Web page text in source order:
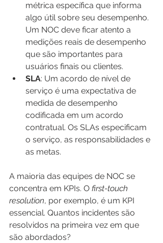
métrica específica que informa
algo útil sobre seu desempenho.
Um NOC deve ficar atento a
medições reais de desempenho
que são importantes para
usuários finais ou clientes.
SLA: Um acordo de nível de
serviço é uma expectativa de
medida de desempenho
codificada em um acordo
contratual. Os SLAs especificam
o serviço, as responsabilidades e
as metas.
A maioria das equipes de NOC se
concentra em KPIs. O first-touch
resolution, por exemplo, é um KPI
essencial. Quantos incidentes são
resolvidos na primeira vez em que
são abordados?